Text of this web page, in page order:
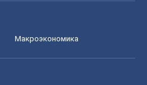
Mакроэкономика